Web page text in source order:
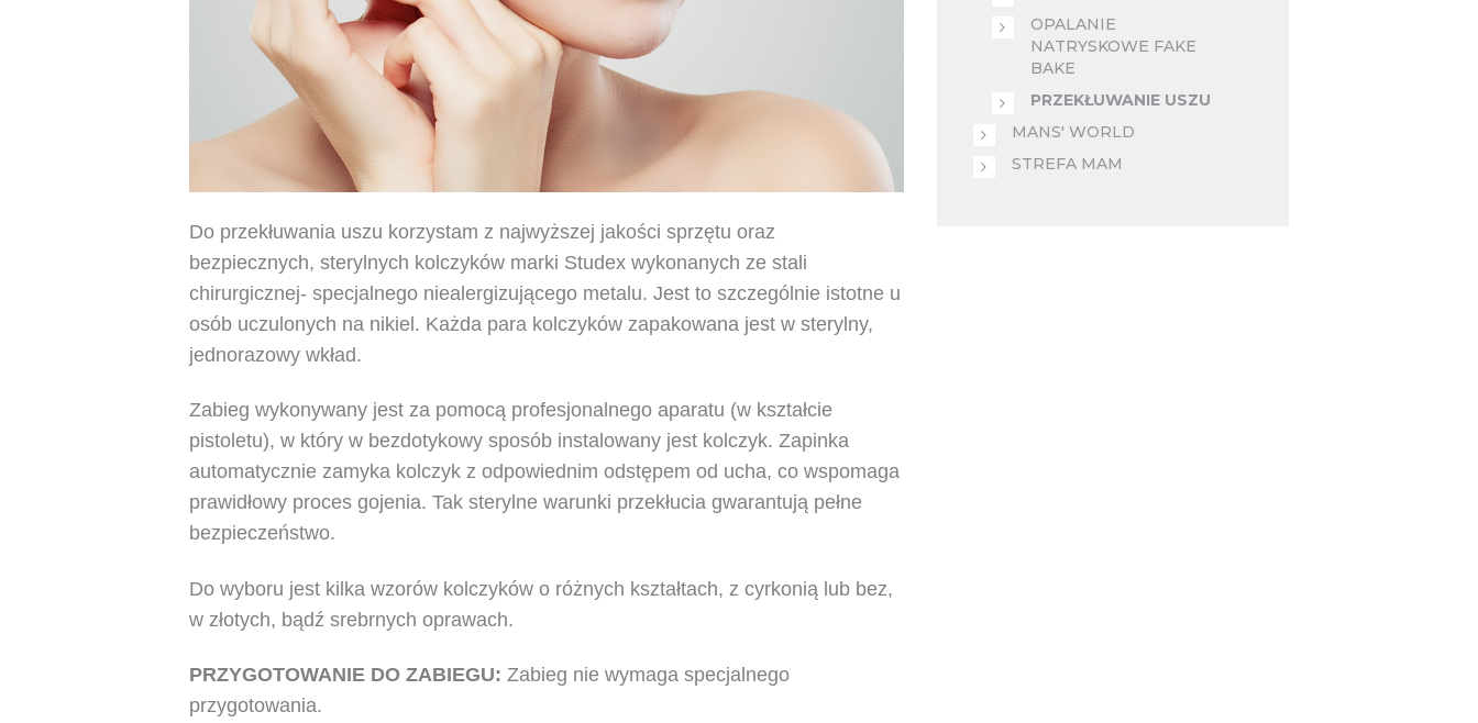
Do przekłuwania uszu korzystam z najwyższej jakości sprzętu oraz
bezpiecznych, sterylnych kolczyków marki Studex wykonanych ze stali
chirurgicznej- specjalnego niealergizującego metalu. Jest to szczególnie istotne u
osób uczulonych na nikiel. Każda para kolczyków zapakowana jest w sterylny,
jednorazowy wkład.
Zabieg wykonywany jest za pomocą profesjonalnego aparatu (w kształcie
pistoletu), w który w bezdotykowy sposób instalowany jest kolczyk. Zapinka
automatycznie zamyka kolczyk z odpowiednim odstępem od ucha, co wspomaga
prawidłowy proces gojenia. Tak sterylne warunki przekłucia gwarantują pełne
bezpieczeństwo.
Do wyboru jest kilka wzorów kolczyków o różnych kształtach, z cyrkonią lub bez,
w złotych, bądź srebrnych oprawach.
PRZYGOTOWANIE DO ZABIEGU: Zabieg nie wymaga specjalnego
przygotowania.
OPALANIE
NATRYSKOWE FAKE
BAKE
PRZEKŁUWANIE USZU
MANS' WORLD
STREFA MAM